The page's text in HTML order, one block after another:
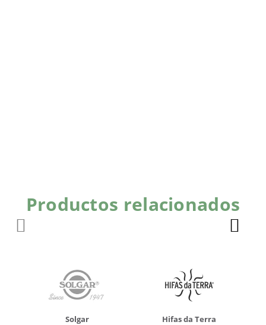
Productos relacionados
Solgar Hifas da Terra